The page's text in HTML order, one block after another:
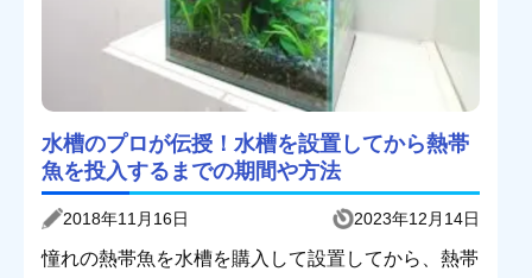
水槽のプロが伝授！水槽を設置してから熱帯
魚を投入するまでの期間や方法
2018年11月16日 2023年12月14日
憧れの熱帯魚を水槽を購入して設置してから、熱帯